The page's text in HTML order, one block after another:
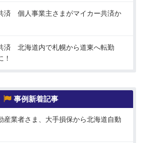
済 個人事業主さまがマイカー共済か
済 北海道内で札幌から道東へ転勤
！
事例新着記事
産業者さま、大手損保から北海道自動